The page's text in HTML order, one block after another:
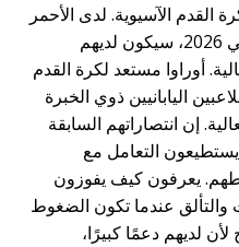
القدم الآسيوية. لدى الأحمر
أعلى التوقعات من أي فريق، وفي 2026، سيكون لديهم
أوراوا مستعد لكرة القدم
اليابانيين ذوي الخبرة
إن انتصاراتهم السابقة
التعامل مع
يعرفون كيف يفوزون
والتألق عندما تكون الضغوط
لديهم دعمًا كبيرًا،